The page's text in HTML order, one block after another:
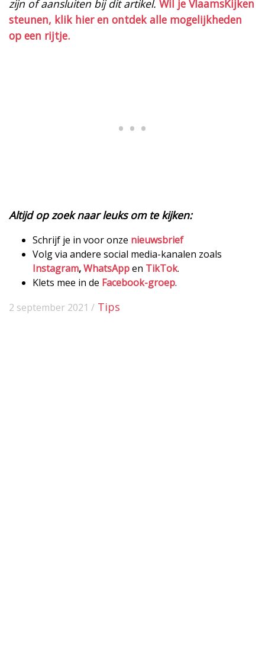
zijn of aansluiten bij dit artikel. Wil je VlaamsKijken
steunen, klik hier en ontdek alle mogelijkheden
op een rijtje.
Altijd op zoek naar leuks om te kijken:
Schrijf je in voor onze nieuwsbrief
Volg via andere social media-kanalen zoals
Instagram,WhatsAppen TikTok.
Klets mee in de Facebook-groep.
2 september 2021 / Tips